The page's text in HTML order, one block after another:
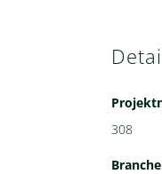
308
Branche